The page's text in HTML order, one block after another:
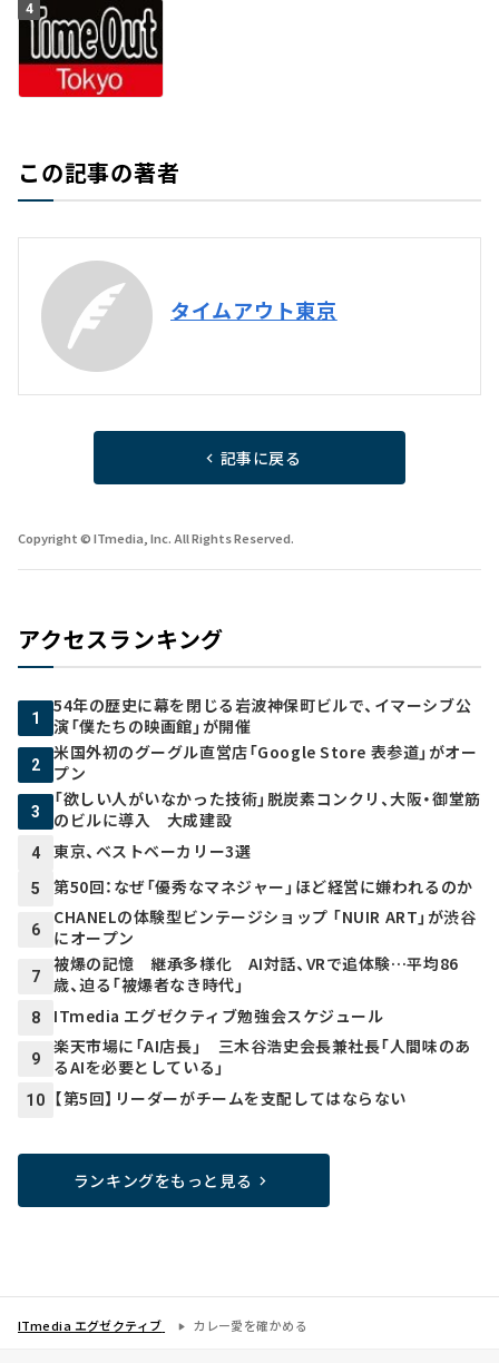
4
この記事の著者
タイムアウト東京
記事に戻る
Copyright © ITmedia, Inc. All Rights Reserved.
アクセスランキング
1
54年の歴史に幕を閉じる岩波神保町ビルで、イマーシブ公
演「僕たちの映画館」が開催
2
米国外初のグーグル直営店「Google Store 表参道」がオー
プン
3
「欲しい人がいなかった技術」脱炭素コンクリ、大阪・御堂筋
のビルに導入 大成建設
4 東京、ベストベーカリー3選
5 第50回：なぜ「優秀なマネジャー」ほど経営に嫌われるのか
6
CHANELの体験型ビンテージショップ 「NUIR ART」が渋谷
にオープン
7
被爆の記憶 継承多様化 AI対話、VRで追体験…平均86
歳、迫る「被爆者なき時代」
8 ITmedia エグゼクティブ勉強会スケジュール
9
楽天市場に「AI店長」 三木谷浩史会長兼社長「人間味のあ
るAIを必要としている」
10 【第5回】リーダーがチームを支配してはならない
ランキングをもっと見る
ITmedia エグゼクティブ カレー愛を確かめる